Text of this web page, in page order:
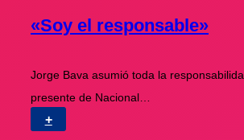
«Soy el responsable»
Jorge Bava asumió toda la
presente de Nacional…
+